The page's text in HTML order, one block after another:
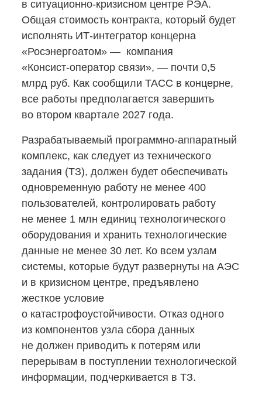
в ситуационно-кризисном центре РЭА.
Общая стоимость контракта, который будет
исполнять ИТ-интегратор концерна
«Росэнергоатом» — компания
«Консист-оператор связи», — почти 0,5
млрд руб. Как сообщили ТАСС в концерне,
все работы предполагается завершить
во втором квартале 2027 года.
Разрабатываемый программно-аппаратный
комплекс, как следует из технического
задания (ТЗ), должен будет обеспечивать
одновременную работу не менее 400
пользователей, контролировать работу
не менее 1 млн единиц технологического
оборудования и хранить технологические
данные не менее 30 лет. Ко всем узлам
системы, которые будут развернуты на АЭС
и в кризисном центре, предъявлено
жесткое условие
о катастрофоустойчивости. Отказ одного
из компонентов узла сбора данных
не должен приводить к потерям или
перерывам в поступлении технологической
информации, подчеркивается в ТЗ.